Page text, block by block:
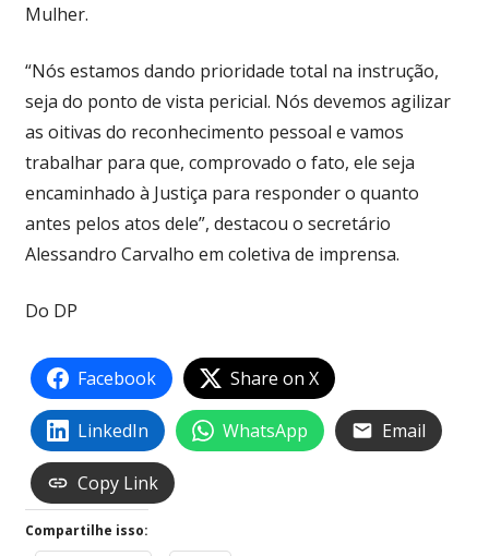
Mulher.
“Nós estamos dando prioridade total na instrução,
seja do ponto de vista pericial. Nós devemos agilizar
as oitivas do reconhecimento pessoal e vamos
trabalhar para que, comprovado o fato, ele seja
encaminhado à Justiça para responder o quanto
antes pelos atos dele”, destacou o secretário
Alessandro Carvalho em coletiva de imprensa.
Do DP
Facebook Share on X
LinkedIn WhatsApp Email
Copy Link
Compartilhe isso: